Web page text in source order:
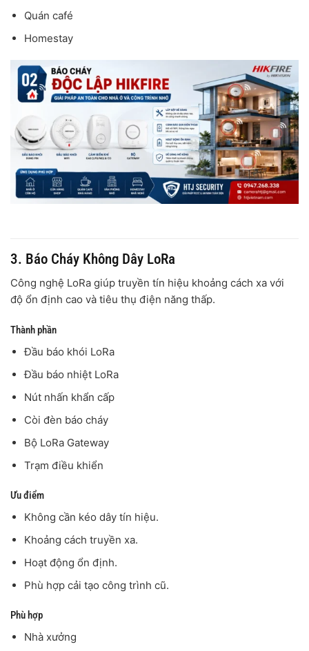
Quán café
Homestay
3. Báo Cháy Không Dây LoRa
Công nghệ LoRa giúp truyền tín hiệu khoảng cách xa với
độ ổn định cao và tiêu thụ điện năng thấp.
Thành phần
Đầu báo khói LoRa
Đầu báo nhiệt LoRa
Nút nhấn khẩn cấp
Còi đèn báo cháy
Bộ LoRa Gateway
Trạm điều khiển
Ưu điểm
Không cần kéo dây tín hiệu.
Khoảng cách truyền xa.
Hoạt động ổn định.
Phù hợp cải tạo công trình cũ.
Phù hợp
Nhà xưởng